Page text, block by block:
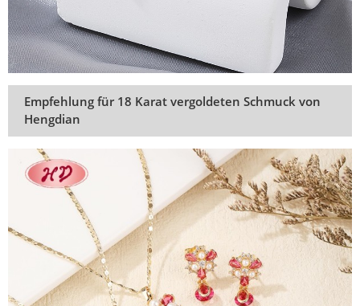
Empfehlung für 18 Karat vergoldeten Schmuck von
Hengdian